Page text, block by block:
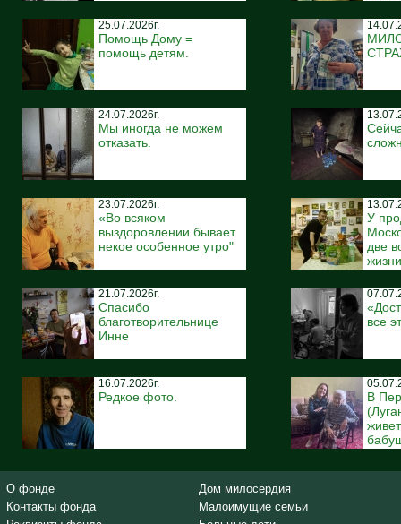
25.07.2026г.
Помощь Дому =
помощь детям.
24.07.2026г.
Мы иногда не можем
отказать.
23.07.2026г.
«Во всяком
выздоровлении бывает
некое особенное утро"
21.07.2026г.
Спасибо
благотворительнице
Инне
16.07.2026г.
Редкое фото.
У
две
жизни
все
В
О фонде
Контакты фонда
Дом милосердия
Малоимущие семьи